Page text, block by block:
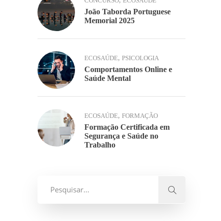
João Taborda Portuguese
Memorial 2025
ECOSAÚDE, PSICOLOGIA
Comportamentos Online e
Saúde Mental
ECOSAÚDE, FORMAÇÃO
Formação Certificada em
Segurança e Saúde no
Trabalho